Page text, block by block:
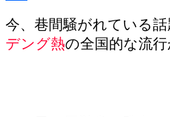
有
今、巷間騒がれている
デング熱の全国的な流行